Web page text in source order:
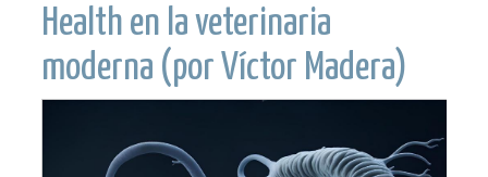
Health en la veterinaria
moderna (por Víctor Madera)